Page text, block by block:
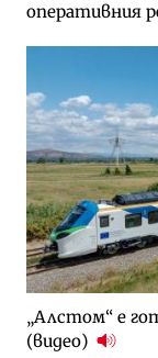
оперативния
„Алстом“ е
(видео)